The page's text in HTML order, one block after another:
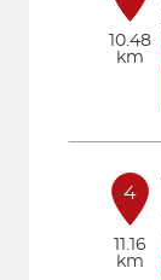
10.48
km
4
11.16
km